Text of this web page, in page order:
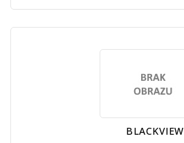
BLACKVIEW